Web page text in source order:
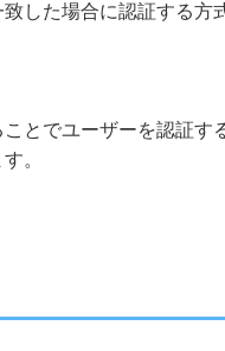
した場合に認証する方
とでユーザーを認証す
。